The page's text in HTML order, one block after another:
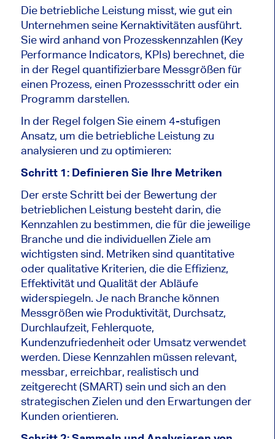
Die betriebliche Leistung misst, wie gut ein
Unternehmen seine Kernaktivitäten ausführt.
Sie wird anhand von Prozesskennzahlen (Key
Performance Indicators, KPIs) berechnet, die
in der Regel quantifizierbare Messgrößen für
einen Prozess, einen Prozessschritt oder ein
Programm darstellen.
In der Regel folgen Sie einem 4-stufigen
Ansatz, um die betriebliche Leistung zu
analysieren und zu optimieren:
Schritt 1: Definieren Sie Ihre Metriken
Der erste Schritt bei der Bewertung der
betrieblichen Leistung besteht darin, die
Kennzahlen zu bestimmen, die für die jeweilige
Branche und die individuellen Ziele am
wichtigsten sind. Metriken sind quantitative
oder qualitative Kriterien, die die Effizienz,
Effektivität und Qualität der Abläufe
widerspiegeln. Je nach Branche können
Messgrößen wie Produktivität, Durchsatz,
Durchlaufzeit, Fehlerquote,
Kundenzufriedenheit oder Umsatz verwendet
werden. Diese Kennzahlen müssen relevant,
messbar, erreichbar, realistisch und
zeitgerecht (SMART) sein und sich an den
strategischen Zielen und den Erwartungen der
Kunden orientieren.